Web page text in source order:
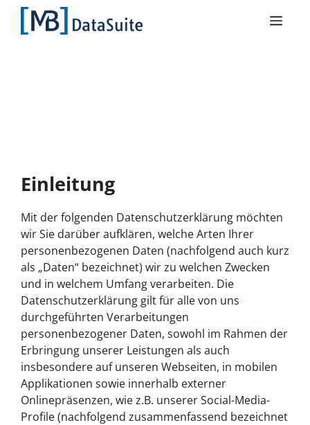
Einleitung
Mit der folgenden Datenschutzerklärung möchten
wir Sie darüber aufklären, welche Arten Ihrer
personenbezogenen Daten (nachfolgend auch kurz
als „Daten“ bezeichnet) wir zu welchen Zwecken
und in welchem Umfang verarbeiten. Die
Datenschutzerklärung gilt für alle von uns
durchgeführten Verarbeitungen
personenbezogener Daten, sowohl im Rahmen der
Erbringung unserer Leistungen als auch
insbesondere auf unseren Webseiten, in mobilen
Applikationen sowie innerhalb externer
Onlinepräsenzen, wie z.B. unserer Social-Media-
Profile (nachfolgend zusammenfassend bezeichnet